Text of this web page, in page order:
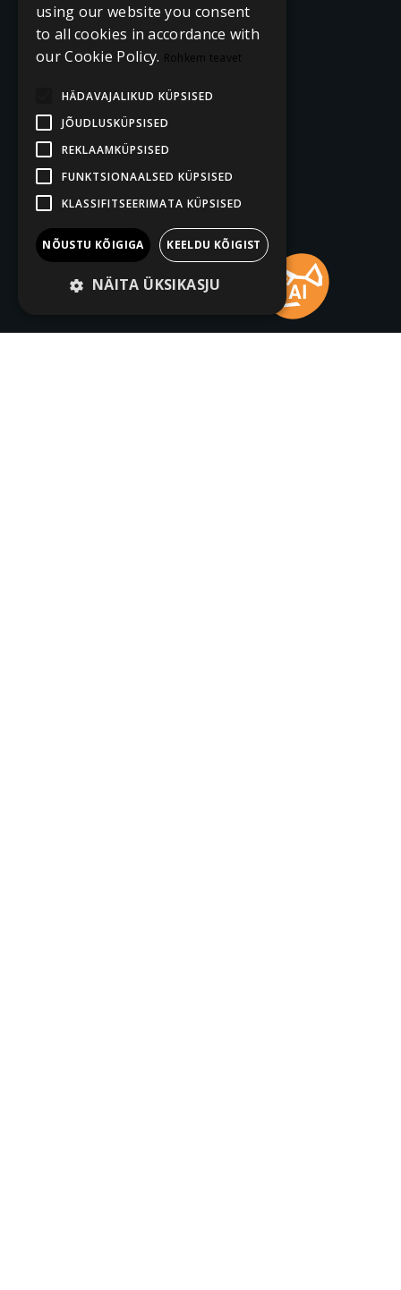
using our website you consent
to all cookies in accordance with
our Cookie Policy. Rohkem teavet
HÄDAVAJALIKUD KÜPSISED
JÕUDLUSKÜPSISED
REKLAAMKÜPSISED
FUNKTSIONAALSED KÜPSISED
KLASSIFITSEERIMATA KÜPSISED
NÕUSTU KÕIGIGA KEELDU KÕIGIST
NÄITA ÜKSIKASJU